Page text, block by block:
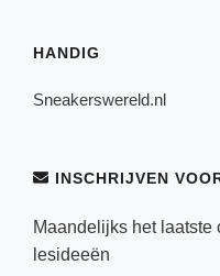
HANDIG
Sneakerswereld.nl
INSCHRIJVEN
Maandelijks het
lesideeën